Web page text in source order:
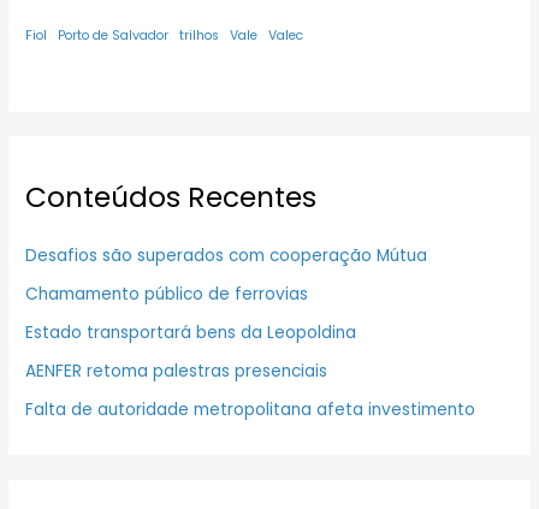
Fiol Porto de Salvador trilhos Vale Valec
Conteúdos Recentes
Desafios são superados com cooperação Mútua
Chamamento público de ferrovias
Estado transportará bens da Leopoldina
AENFER retoma palestras presenciais
Falta de autoridade metropolitana afeta investimento